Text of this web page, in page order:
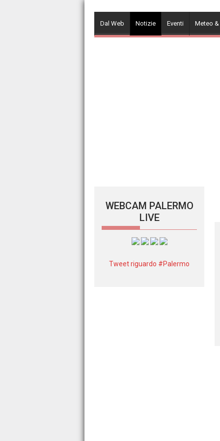
contentDal Web Notizie Eventi Meteo
WEBCAM PALERMO
LIVE
Tweet riguardo #Palermo